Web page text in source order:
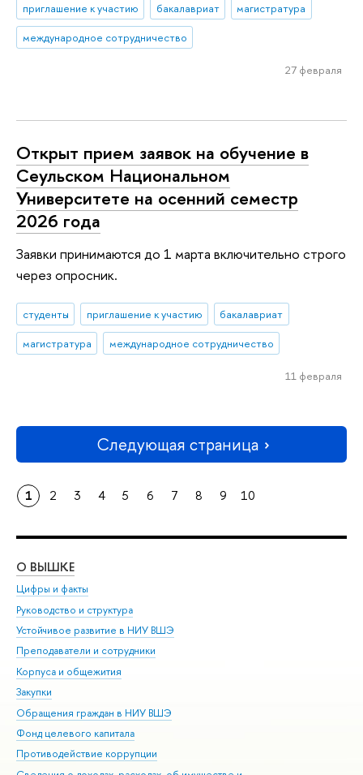
приглашение к участию бакалавриат
магистратура
международное сотрудничество
27 февраля
Открыт прием заявок на обучение в
Сеульском Национальном
Университете на осенний семестр
2026 года
Заявки принимаются до 1 марта включительно строго
через опросник.
студенты приглашение к участию
бакалавриат
магистратура
международное сотрудничество
11 февраля
Следующая страница
1 2 3 4 5 6 7 8 9 10
О ВЫШКЕ
Цифры и факты
Руководство и структура
Устойчивое развитие в НИУ ВШЭ
Преподаватели и сотрудники
Корпуса и общежития
Закупки
Обращения граждан в НИУ ВШЭ
Фонд целевого капитала
Противодействие коррупции